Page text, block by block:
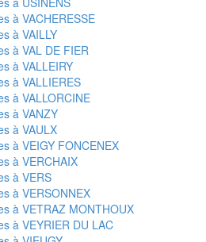
à VACHERESSE
à VAILLY
à VAL DE FIER
à VALLEIRY
à VALLIERES
à VALLORCINE
à VANZY
à VAULX
à VEIGY FONCENEX
à VERCHAIX
à VERS
à VERSONNEX
à VETRAZ MONTHOUX
à VEYRIER DU LAC